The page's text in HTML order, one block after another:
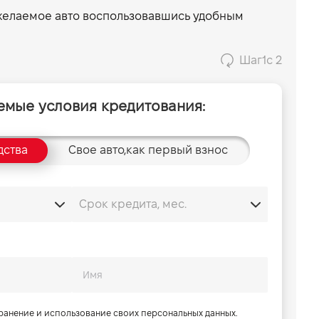
авто воспользовавшись удобным
Шаг1с 2
условия кредитования:
Свое авто,как первый взнос
и использование своих персональных данных.